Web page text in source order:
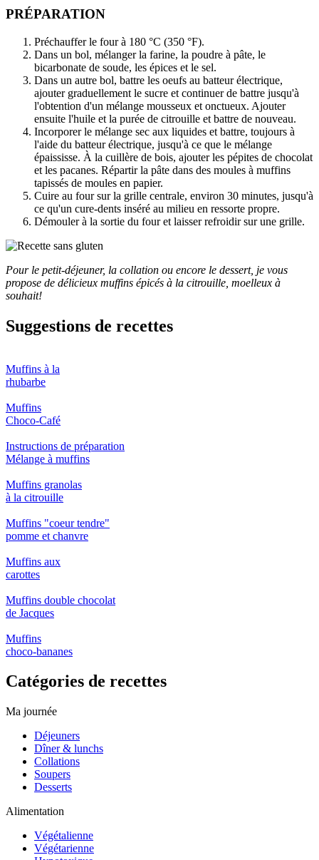
PRÉPARATION
Préchauffer le four à 180 °C (350 °F).
Dans un bol, mélanger la farine, la poudre à pâte, le
bicarbonate de soude, les épices et le sel.
Dans un autre bol, battre les oeufs au batteur électrique,
ajouter graduellement le sucre et continuer de battre jusqu'à
l'obtention d'un mélange mousseux et onctueux. Ajouter
ensuite l'huile et la purée de citrouille et battre de nouveau.
Incorporer le mélange sec aux liquides et battre, toujours à
l'aide du batteur électrique, jusqu'à ce que le mélange
épaississe. À la cuillère de bois, ajouter les pépites de chocolat
et les pacanes. Répartir la pâte dans des moules à muffins
tapissés de moules en papier.
Cuire au four sur la grille centrale, environ 30 minutes, jusqu'à
ce qu'un cure-dents inséré au milieu en ressorte propre.
Démouler à la sortie du four et laisser refroidir sur une grille.
Pour le petit-déjeuner, la collation ou encore le dessert, je vous
propose de délicieux muffins épicés à la citrouille, moelleux à
souhait!
Suggestions de recettes
Muffins à la
rhubarbe
Muffins
Choco-Café
Instructions de préparation
Mélange à muffins
Muffins granolas
à la citrouille
Muffins "coeur tendre"
pomme et chanvre
Muffins aux
carottes
Muffins double chocolat
de Jacques
Muffins
choco-bananes
Catégories de recettes
Ma journée
Déjeuners
Dîner & lunchs
Collations
Soupers
Desserts
Alimentation
Végétalienne
Végétarienne